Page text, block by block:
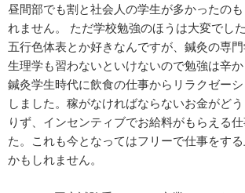
昼間部でも割と社会人の学生が多かったの
れません。 ただ学校勉強のほうは大変でし
五行色体表とか好きなんですが、鍼灸の専
生理学も習わないといけないので勉強は辛
鍼灸学生時代に飲食の仕事からリラクゼー
しました。稼がなければならないお金がど
りず、インセンティブでお給料がもらえる
た。これも今となってはフリーで仕事をす
かもしれません。